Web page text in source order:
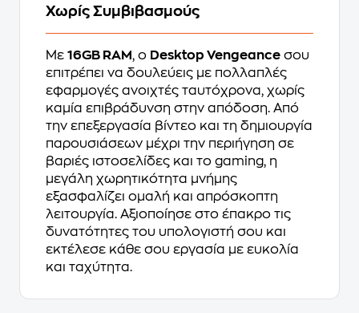
Χωρίς Συμβιβασμούς
Με 16GB RAM, ο Desktop Vengeance σου
επιτρέπει να δουλεύεις με πολλαπλές
εφαρμογές ανοιχτές ταυτόχρονα, χωρίς
καμία επιβράδυνση στην απόδοση. Από
την επεξεργασία βίντεο και τη δημιουργία
παρουσιάσεων μέχρι την περιήγηση σε
βαριές ιστοσελίδες και το gaming, η
μεγάλη χωρητικότητα μνήμης
εξασφαλίζει ομαλή και απρόσκοπτη
λειτουργία. Αξιοποίησε στο έπακρο τις
δυνατότητες του υπολογιστή σου και
εκτέλεσε κάθε σου εργασία με ευκολία
και ταχύτητα.